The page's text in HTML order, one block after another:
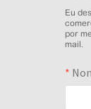
Eu
por
mail.